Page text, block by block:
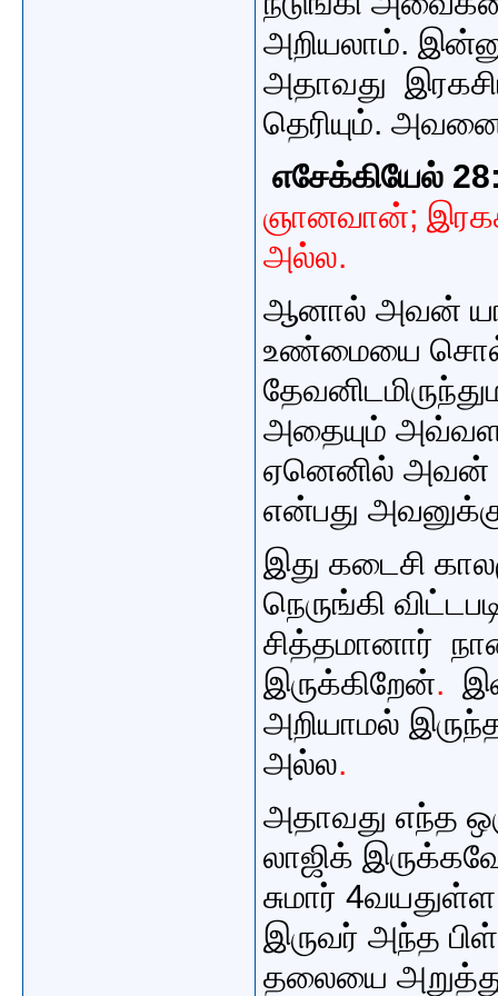
அறியலாம்.
அதாவது
தெரியும்.
எசேக்கியேல்
ஞானவான்;
அல்ல.
ஆனால் அவன்
உண்மையை
அதையும்
ஏனெனில் அவன்
என்பது
இது கடைசி
நெருங்கி
சித்தமானார்
இருக்கிறேன்.
அறியாமல்
அல்ல.
அதாவது எந்த
லாஜிக்
சுமார்
இருவர் அந்த
தலையை